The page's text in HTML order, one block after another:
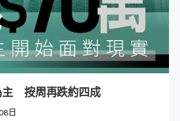
主 按周再跌約四成
日